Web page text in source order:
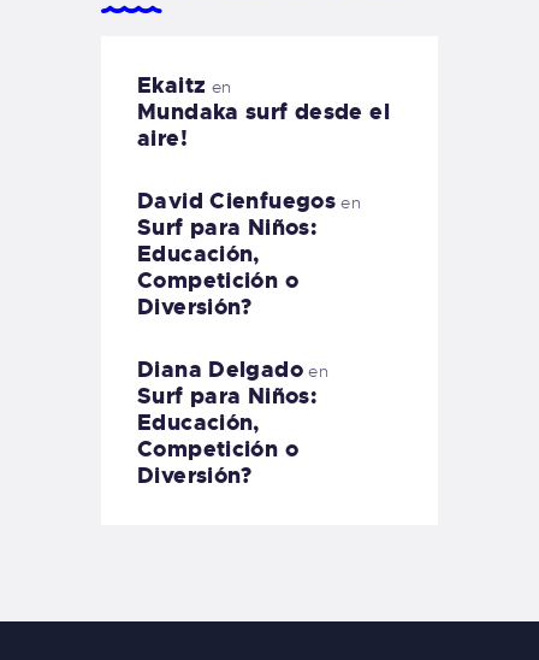
Ekaitz en
Mundaka surf desde el
aire!
David Cienfuegos en
Surf para Niños:
Educación,
Competición o
Diversión?
Diana Delgadoen
Surf para Niños:
Educación,
Competición o
Diversión?